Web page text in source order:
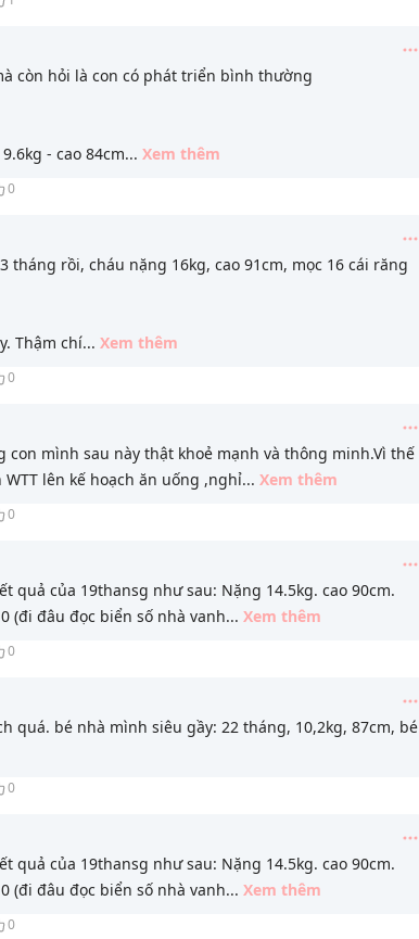
còn hỏi là con có phát triển bình thường
- cao 84cm... Xem thêm
0
tháng rồi, cháu nặng 16kg, cao 91cm, mọc 16 cái răng
Thậm chí... Xem thêm
0
con mình sau này thật khoẻ mạnh và thông minh.Vì thế
lên kế hoạch ăn uống ,nghỉ... Xem thêm
0
quả của 19thansg như sau: Nặng 14.5kg. cao 90cm.
(đi đâu đọc biển số nhà vanh... Xem thêm
0
quá. bé nhà mình siêu gầy: 22 tháng, 10,2kg, 87cm, bé
0
quả của 19thansg như sau: Nặng 14.5kg. cao 90cm.
(đi đâu đọc biển số nhà vanh... Xem thêm
0